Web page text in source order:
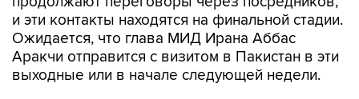
и эти контакты находятся на финальной стадии.
Ожидается, что глава МИД Ирана Аббас
Аракчи отправится с визитом в Пакистан в эти
выходные или в начале следующей недели.